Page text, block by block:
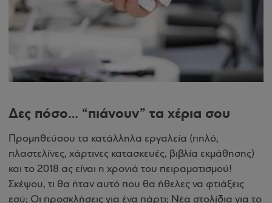
Δες πόσο… “πιάνουν” τα χέρια σου
Προμηθεύσου τα κατάλληλα εργαλεία (πηλό,
πλαστελίνες, χάρτινες κατασκευές, βιβλία εκμάθησης)
και το 2018 ας είναι η χρονιά του πειραματισμού!
Σκέψου, τι θα ήταν αυτό που θα ήθελες να φτιάξεις
εσύ; Οι προσκλήσεις για ένα πάρτι; Νέα στολίδια για το